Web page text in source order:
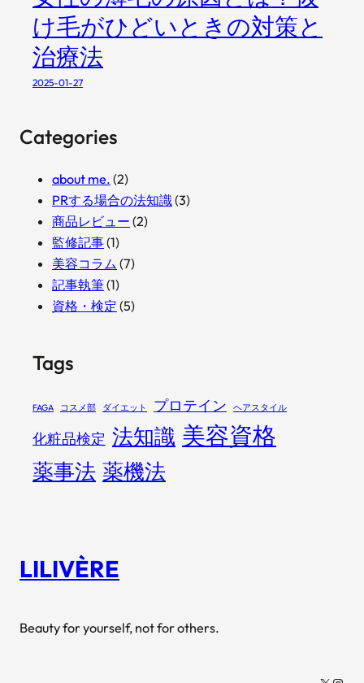
け毛がひどいときの対策と
治療法
2025-01-27
Categories
about me. (2)
PRする場合の法知識(3)
商品レビュー (2)
監修記事(1)
美容コラム (7)
記事執筆(1)
資格・検定 (5)
Tags
FAGA コスメ部 ダイエット プロテイン ヘアスタイル
化粧品検定 法知識 美容資格
薬事法 薬機法
LILIVÈRE
Beauty for yourself, not for others.